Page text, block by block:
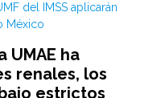
del IMSS aplicarán
México
UMAE ha
renales, los
estrictos